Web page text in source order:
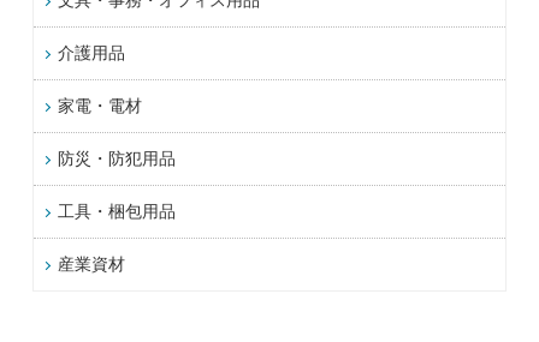
介護用品
家電・電材
防災・防犯用品
工具・梱包用品
産業資材